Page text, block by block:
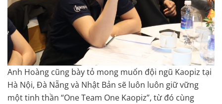
Anh Hoàng cũng bày tỏ mong muốn đội ngũ Kaopiz tại
Hà Nội, Đà Nẵng và Nhật Bản sẽ luôn luôn giữ vững
một tinh thần “One Team One Kaopiz”, từ đó cùng